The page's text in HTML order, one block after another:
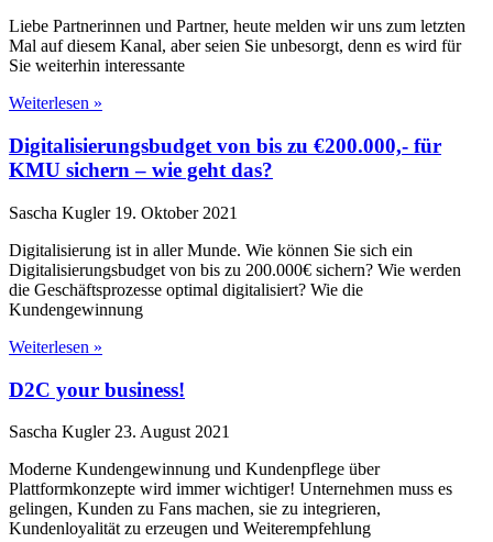
Liebe Partnerinnen und Partner, heute melden wir uns zum letzten
Mal auf diesem Kanal, aber seien Sie unbesorgt, denn es wird für
Sie weiterhin interessante
Weiterlesen »
Digitalisierungsbudget von bis zu €200.000,- für
KMU sichern – wie geht das?
Sascha Kugler 19. Oktober 2021
Digitalisierung ist in aller Munde. Wie können Sie sich ein
Digitalisierungsbudget von bis zu 200.000€ sichern? Wie werden
die Geschäftsprozesse optimal digitalisiert? Wie die
Kundengewinnung
Weiterlesen »
D2C your business!
Sascha Kugler 23. August 2021
Moderne Kundengewinnung und Kundenpflege über
Plattformkonzepte wird immer wichtiger! Unternehmen muss es
gelingen, Kunden zu Fans machen, sie zu integrieren,
Kundenloyalität zu erzeugen und Weiterempfehlung